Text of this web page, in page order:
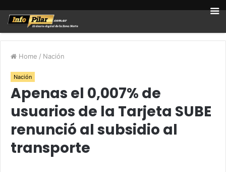
Home / Nación
Nación
Apenas el 0,007% de
usuarios de la Tarjeta SUBE
renunció al subsidio al
transporte